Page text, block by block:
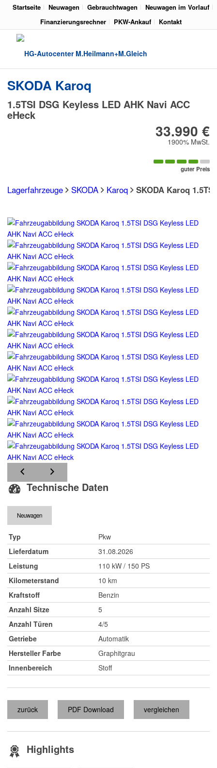
Startseite Neuwagen Gebrauchtwagen
Neuwagen im Vorlauf
Finanzierungsrechner
PKW-Ankauf Kontakt
SKODA Karoq
1.5TSI DSG Keyless LED AHK Navi ACC
eHeck
33.990 €
1900% MwSt.
guter Preis
Lagerfahrzeuge SKODA Karoq SKODA Karoq
Technische Daten
Neuwagen
Typ
Pkw
Lieferdatum
31.08.2026
Leistung
110 kW / 150 PS
Kilometerstand
10 km
Kraftstoff
Benzin
Anzahl Sitze
5
Anzahl Türen
4/5
Getriebe
Automatik
Hersteller Farbe
Graphitgrau
Innenbereich
Stoff
zurück PDF Download vergleichen
Highlights